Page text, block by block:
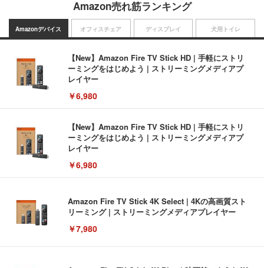
Amazon売れ筋ランキング
Amazonデバイス
【New】Amazon Fire TV Stick HD | 手軽にストリ
ーミングをはじめよう | ストリーミングメディアプ
レイヤー
￥6,980
【New】Amazon Fire TV Stick HD | 手軽にストリ
ーミングをはじめよう | ストリーミングメディアプ
レイヤー
￥6,980
Amazon Fire TV Stick 4K Select | 4Kの高画質スト
リーミング | ストリーミングメディアプレイヤー
￥7,980
オフィスチェア ディスプレイ 犬用トイレ